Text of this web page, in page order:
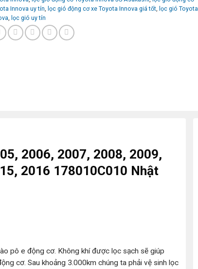
Innova uy tín, lọc gió động cơ xe Toyota Innova giá tốt, lọc gió Toyota
, lọc gió uy tín
2006, 2007, 2008, 2009,
2016 178010C010 Nhật
pô e động cơ. Không khí được lọc sạch sẽ giúp
cơ. Sau khoảng 3.000km chúng ta phải vệ sinh lọc